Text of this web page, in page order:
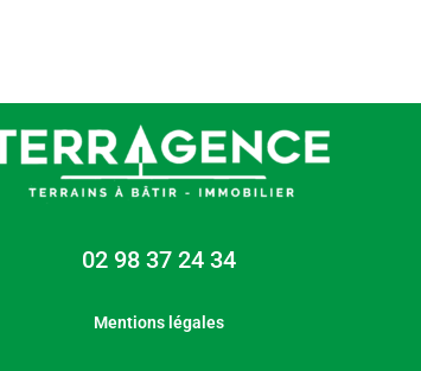
02 98 37 24 34
Mentions légales